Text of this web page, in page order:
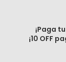
¡Paga
¡10 OFF